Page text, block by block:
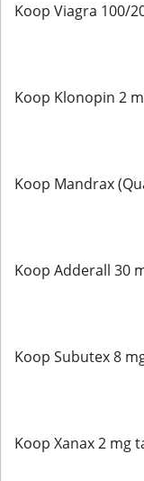
Koop Viagra 100/
Koop Klonopin 2
Koop Mandrax
Koop Adderall 30
Koop Subutex 8
Koop Xanax 2 mg